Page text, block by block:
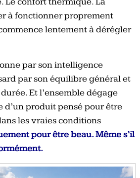
à fonctionner proprement
lentement à dérégler
par son intelligence
par son équilibre général et
Et l’ensemble dégage
d’un produit pensé pour être
les vraies conditions
pour être beau. Même s’il